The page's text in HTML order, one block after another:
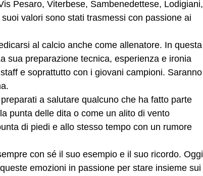
Pesaro, Viterbese, Sambenedettese, Lodigiani,
valori sono stati trasmessi con passione ai
al calcio anche come allenatore. In questa
sua preparazione tecnica, esperienza e ironia
e soprattutto con i giovani campioni. Saranno
a salutare qualcuno che ha fatto parte
punta delle dita o come un alito di vento
di piedi e allo stesso tempo con un rumore
con sé il suo esempio e il suo ricordo. Oggi
emozioni in passione per stare insieme sui